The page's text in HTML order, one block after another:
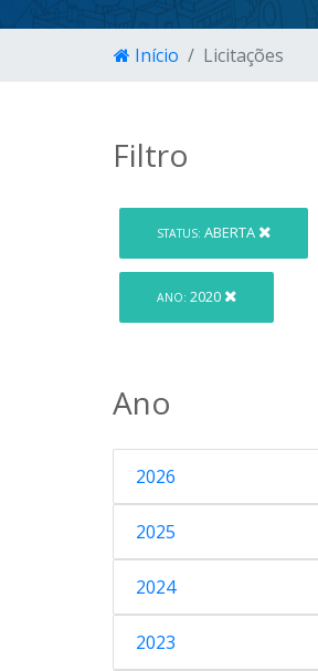
Início Licitações
Filtro
STATUS: ABERTA
ANO: 2020
Ano
2026
2025
2024
2023